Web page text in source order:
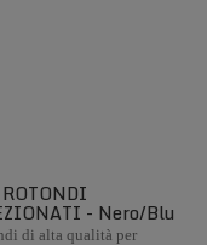
- Nero/Blu
di alta qualità per